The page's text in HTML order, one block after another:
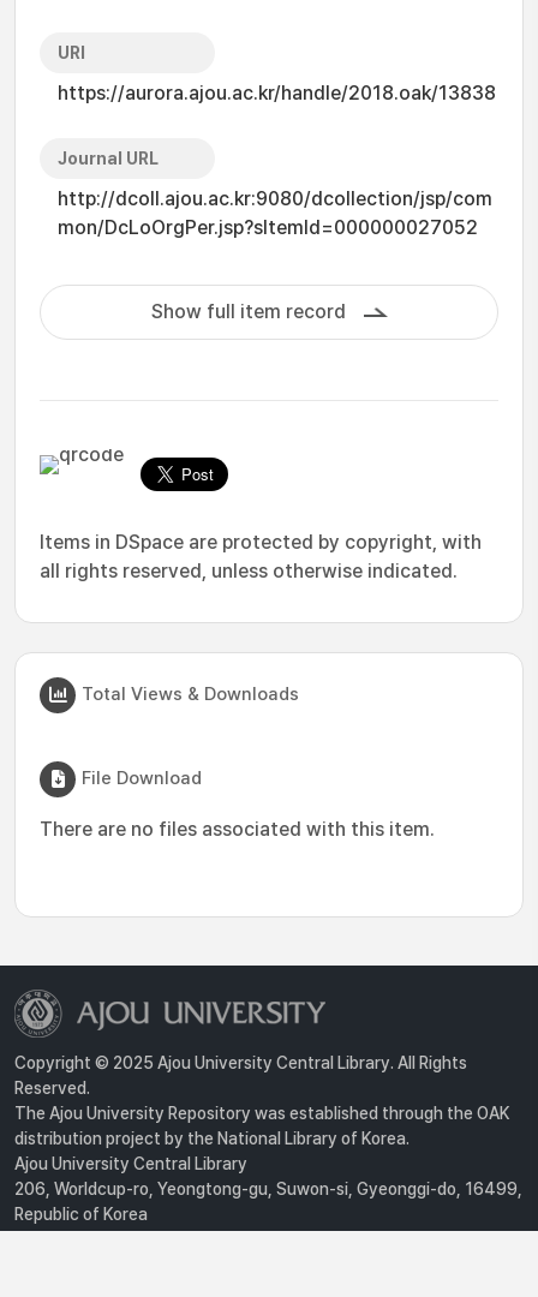
URI
https://aurora.ajou.ac.kr/handle/2018.oak/13838
Journal URL
http://dcoll.ajou.ac.kr:9080/dcollection/jsp/com
mon/DcLoOrgPer.jsp?sItemId=000000027052
Show full item record
Items in DSpace are protected by copyright, with
all rights reserved, unless otherwise indicated.
Total Views & Downloads
File Download
There are no files associated with this item.
Copyright © 2025 Ajou University Central Library. All Rights
Reserved.
The Ajou University Repository was established through the OAK
distribution project by the National Library of Korea.
Ajou University Central Library
206, Worldcup-ro, Yeongtong-gu, Suwon-si, Gyeonggi-do, 16499,
Republic of Korea